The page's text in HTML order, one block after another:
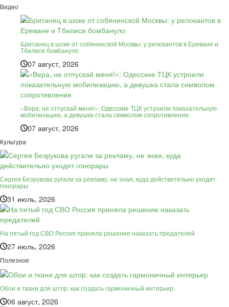
Видео
Британец в шоке от собянинской Москвы: у релокантов в Ереване и
Тбилиси бомбануло
07 август, 2026
«Вера, не отпускай меня!»: Одесские ТЦК устроили показательную
мобилизацию, а девушка стала символом сопротивления
07 август, 2026
Культура
Сергея Безрукова ругали за рекламу, не зная, куда действительно уходят
гонорары
31 июль, 2026
На пятый год СВО Россия приняла решение наказать предателей
27 июль, 2026
Полезное
Обои и ткани для штор: как создать гармоничный интерьер
06 август, 2026